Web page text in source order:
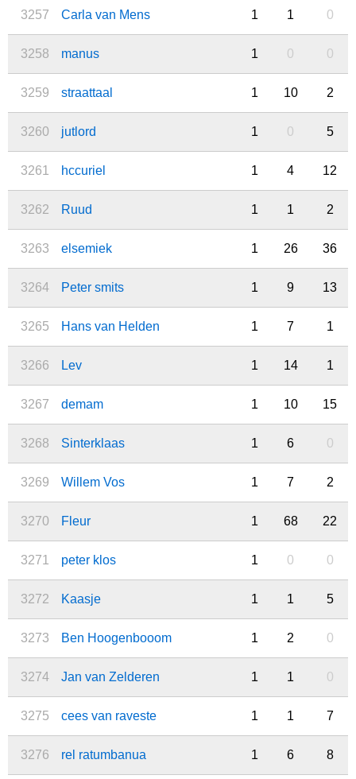
3257 Carla van Mens 1 1 0
3258 manus 1 0 0
3259 straattaal 1 10 2
3260 jutlord 1 0 5
3261 hccuriel 1 4 12
3262 Ruud 1 1 2
3263 elsemiek 1 26 36
3264 Peter smits 1 9 13
3265 Hans van Helden 1 7 1
3266 Lev 1 14 1
3267 demam 1 10 15
3268 Sinterklaas 1 6 0
3269 Willem Vos 1 7 2
3270 Fleur 1 68 22
3271 peter klos 1 0 0
3272 Kaasje 1 1 5
3273 Ben Hoogenbooom 1 2 0
3274 Jan van Zelderen 1 1 0
3275 cees van raveste 1 1 7
3276 rel ratumbanua 1 6 8